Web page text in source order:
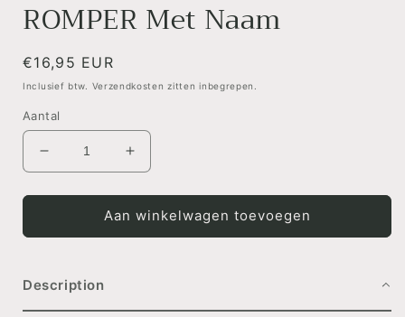
openen
in
ROMPER Met Naam
Normale
prijs
€16,95 EUR
Inclusief btw. Verzendkosten zitten inbegrepen.
Aantal
Aantal
verlagen
voor
ROMPER
Met
Aantal
verhogen
voor
ROMPER
Met
Aan winkelwagen toevoegen
Description